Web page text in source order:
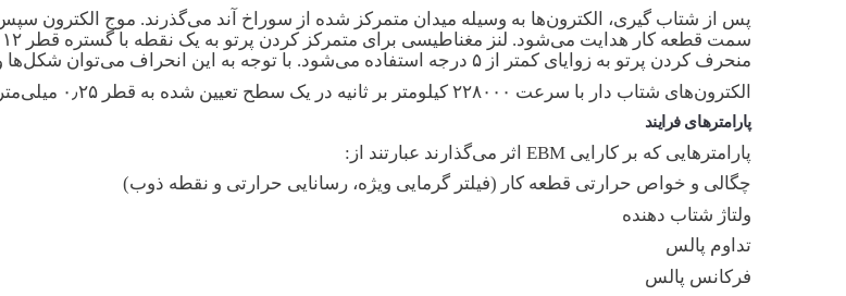
پس از شتاب گیری، الکترون‌ها به وسیله میدان متمرکز شده از سوراخ آند می‌گذرند. موج الکترون
منحرف کردن پرتو به زوایای کمتر از ۵ درجه استفاده می‌شود. با توجه به این انحراف می‌توان شکل‌ها و ساختارهای استانداردی را ایجاد کرد.
الکترون‌های شتاب دار با سرعت ۲۲۸۰۰۰ کیلومتر بر ثانیه در یک سطح تعیین شده به قطر ۰٫۲۵ میلی‌متر به سطح قطعه کار برخورد می‌کنند.
پارامترهای فرایند
پارامترهایی که بر کارایی EBM اثر می‌گذارند عبارتند از:
چگالی و خواص حرارتی قطعه کار (فیلتر گرمایی ویژه، رسانایی حرارتی و نقطه ذوب)
ولتاژ شتاب دهنده
تداوم پالس
فرکانس پالس